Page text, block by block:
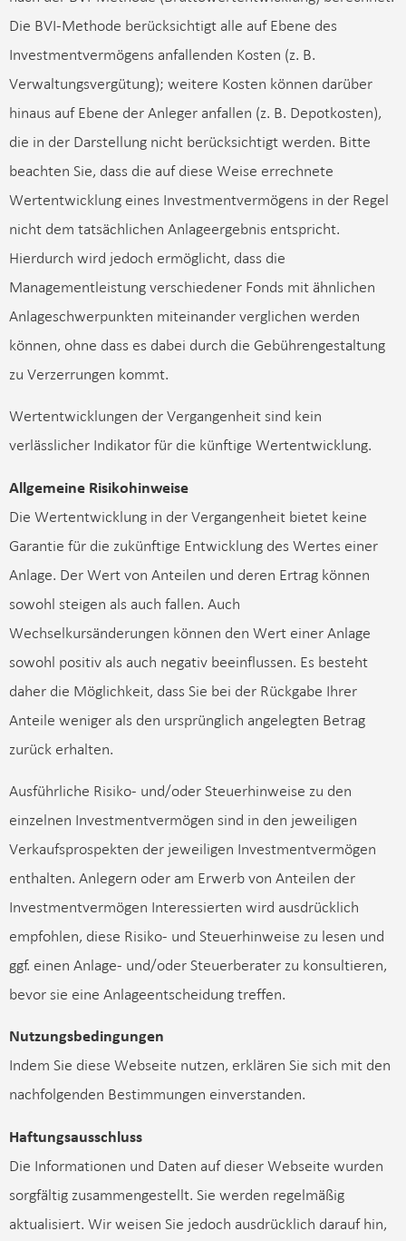
Die BVI-Methode berücksichtigt alle auf Ebene des
Investmentvermögens anfallenden Kosten (z. B.
Verwaltungsvergütung); weitere Kosten können darüber
hinaus auf Ebene der Anleger anfallen (z. B. Depotkosten),
die in der Darstellung nicht berücksichtigt werden. Bitte
beachten Sie, dass die auf diese Weise errechnete
Wertentwicklung eines Investmentvermögens in der Regel
nicht dem tatsächlichen Anlageergebnis entspricht.
Hierdurch wird jedoch ermöglicht, dass die
Managementleistung verschiedener Fonds mit ähnlichen
Anlageschwerpunkten miteinander verglichen werden
können, ohne dass es dabei durch die Gebührengestaltung
zu Verzerrungen kommt.
Wertentwicklungen der Vergangenheit sind kein
verlässlicher Indikator für die künftige Wertentwicklung.
Allgemeine Risikohinweise
Die Wertentwicklung in der Vergangenheit bietet keine
Garantie für die zukünftige Entwicklung des Wertes einer
Anlage. Der Wert von Anteilen und deren Ertrag können
sowohl steigen als auch fallen. Auch
Wechselkursänderungen können den Wert einer Anlage
sowohl positiv als auch negativ beeinflussen. Es besteht
daher die Möglichkeit, dass Sie bei der Rückgabe Ihrer
Anteile weniger als den ursprünglich angelegten Betrag
zurück erhalten.
Ausführliche Risiko- und/oder Steuerhinweise zu den
einzelnen Investmentvermögen sind in den jeweiligen
Verkaufsprospekten der jeweiligen Investmentvermögen
enthalten. Anlegern oder am Erwerb von Anteilen der
Investmentvermögen Interessierten wird ausdrücklich
empfohlen, diese Risiko- und Steuerhinweise zu lesen und
ggf. einen Anlage- und/oder Steuerberater zu konsultieren,
bevor sie eine Anlageentscheidung treffen.
Nutzungsbedingungen
Indem Sie diese Webseite nutzen, erklären Sie sich mit den
nachfolgenden Bestimmungen einverstanden.
Haftungsausschluss
Die Informationen und Daten auf dieser Webseite wurden
sorgfältig zusammengestellt. Sie werden regelmäßig
aktualisiert. Wir weisen Sie jedoch ausdrücklich darauf hin,